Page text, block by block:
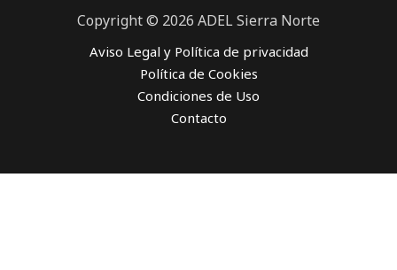
Copyright © 2026 ADEL Sierra Norte
Aviso Legal y Política de privacidad
Política de Cookies
Condiciones de Uso
Contacto